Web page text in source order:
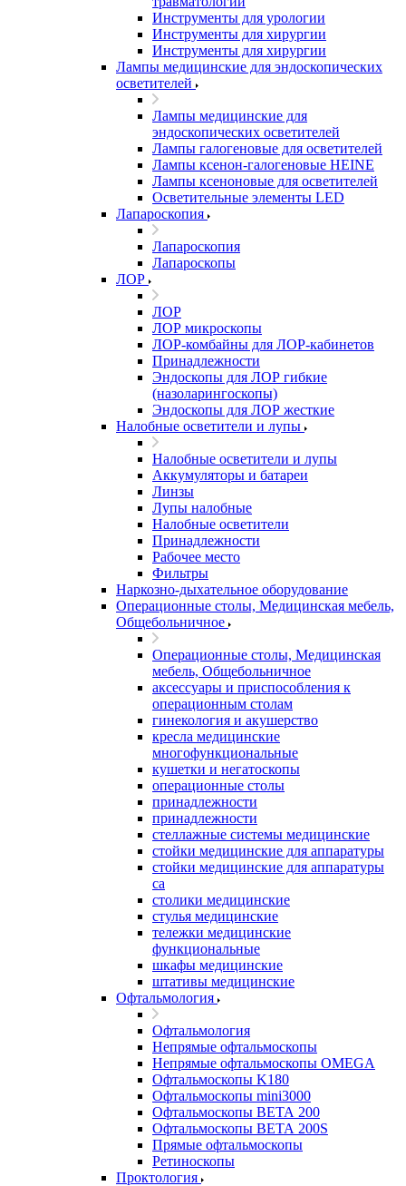
Инструменты для урологии
Инструменты для хирургии
Инструменты для хирургии
Лампы медицинские для эндоскопических
осветителей
Лампы медицинские для
эндоскопических осветителей
Лампы галогеновые для осветителей
Лампы ксенон-галогеновые HEINE
Лампы ксеноновые для осветителей
Осветительные элементы LED
Лапароскопия
Лапароскопия
Лапароскопы
ЛОР
ЛОР
ЛОР микроскопы
ЛОР-комбайны для ЛОР-кабинетов
Принадлежности
Эндоскопы для ЛОР гибкие
(назоларингоскопы)
Эндоскопы для ЛОР жесткие
Налобные осветители и лупы
Налобные осветители и лупы
Аккумуляторы и батареи
Линзы
Лупы налобные
Налобные осветители
Принадлежности
Рабочее место
Фильтры
Наркозно-дыхательное оборудование
Операционные столы, Медицинская мебель,
Общебольничное
Операционные столы, Медицинская
мебель, Общебольничное
аксессуары и приспособления к
операционным столам
гинекология и акушерство
кресла медицинские
многофункциональные
кушетки и негатоскопы
операционные столы
принадлежности
принадлежности
стеллажные системы медицинские
стойки медицинские для аппаратуры
стойки медицинские для аппаратуры
са
столики медицинские
стулья медицинские
тележки медицинские
функциональные
шкафы медицинские
штативы медицинские
Офтальмология
Офтальмология
Непрямые офтальмоскопы
Непрямые офтальмоскопы OMEGA
Офтальмоскопы K180
Офтальмоскопы mini3000
Офтальмоскопы ВЕТА 200
Офтальмоскопы ВЕТА 200S
Прямые офтальмоскопы
Ретиноскопы
Проктология